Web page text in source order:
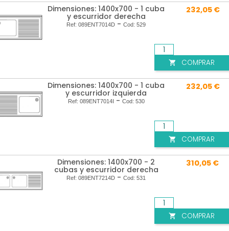
Dimensiones: 1400x700 - 1 cuba
y escurridor derecha
Ref: 089ENT7014D - Cod: 529
232,05 €
 COMPRAR
Dimensiones: 1400x700 - 1 cuba
y escurridor izquierda
Ref: 089ENT7014I -Cod: 530
232,05 €
 COMPRAR
Dimensiones: 1400x700 - 2
cubas y escurridor derecha
Ref: 089ENT7214D - Cod: 531
310,05 €
 COMPRAR